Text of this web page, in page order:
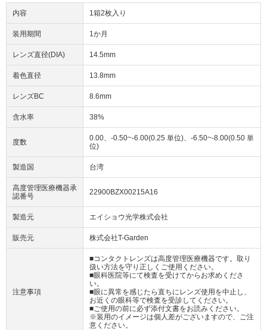
内容 1箱2枚入り
装用期間 1か月
レンズ直径(DIA) 14.5mm
着色直径 13.8mm
レンズBC 8.6mm
含水率 38%
度数
0.00、-0.50~-6.00(0.25 単位)、-6.50~-8.00(0.50 単
位)
製造国 台湾
高度管理医療機器承
認番号
22900BZX00215A16
製造元 エイショウ光学株式会社
販売元 株式会社T-Garden
注意事項
■コンタクトレンズは高度管理医療機器です。取り
扱い方法を守り正しくご使用ください。
■眼科医院等にて検査を受けてからお求めくださ
い。
■眼に異常を感じたら直ちにレンズ使用を中止し、
お近くの眼科等で検査を受診してください。
■ご使用の前に必ず添付文書をお読みください。
※装用のイメージは個人差がございますので、ご注
意ください。